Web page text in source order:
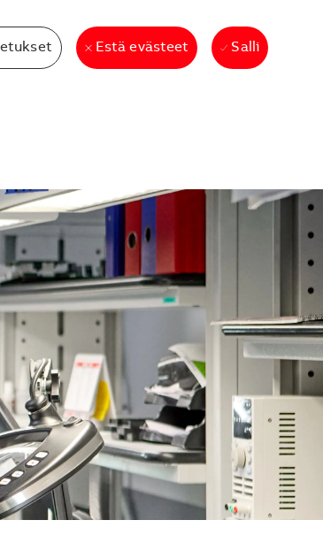
Estä evästeet Salli